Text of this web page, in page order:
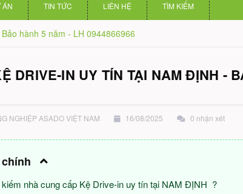
ÁN TIN TỨC LIÊN HỆ TÌM KIẾM
hành 5 năm - LH 0944866966
DRIVE-IN UY TÍN TẠI NAM ĐỊNH -
NGHIỆP ASADO VIỆT NAM 16/08/2025 0 nhận xét
nhà cung cấp Kệ Drive-in uy tín tại NAM ĐỊNH ?